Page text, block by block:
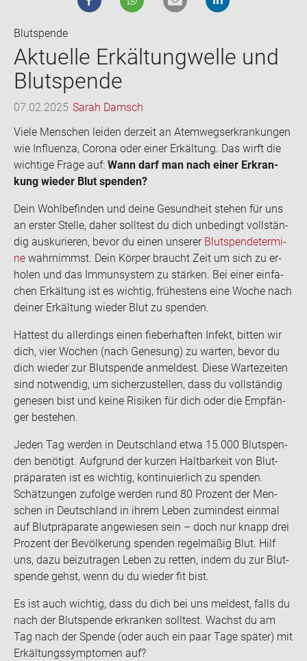
Blutspende
Ak­tu­el­le Er­käl­tung­wel­le und
Blut­spen­de
07.02.2025 Sarah Damsch
Viele Men­schen lei­den der­zeit an Atem­wegs­er­kran­kun­gen
wie In­flu­en­za, Co­ro­na oder einer Er­käl­tung. Das wirft die
wich­ti­ge Frage auf: Wann darf man nach einer Er­kran­
kung wie­der Blut spen­den?
Dein Wohl­be­fin­den und deine Ge­sund­heit ste­hen für uns
an ers­ter Stel­le, daher soll­test du dich un­be­dingt voll­stän­
dig aus­ku­rie­ren, bevor du einen un­se­rer Blut­spen­de­ter­mi­
ne wahr­nimmst. Dein Kör­per braucht Zeit um sich zu er­
ho­len und das Im­mun­sys­tem zu stär­ken. Bei einer ein­fa­
chen Er­käl­tung ist es wich­tig, frü­hes­tens eine Woche nach
dei­ner Er­käl­tung wie­der Blut zu spen­den.
Hat­test du al­ler­dings einen fie­ber­haf­ten In­fekt, bit­ten wir
dich, vier Wo­chen (nach Ge­ne­sung) zu war­ten, bevor du
dich wie­der zur Blut­spen­de an­mel­dest. Diese War­te­zei­ten
sind not­wen­dig, um si­cher­zu­stel­len, dass du voll­stän­dig
ge­ne­sen bist und keine Ri­si­ken für dich oder die Emp­fän­
ger be­stehen.
Jeden Tag wer­den in Deutsch­land etwa 15.000 Blut­spen­
den be­nö­tigt. Auf­grund der kur­zen Halt­bar­keit von Blut­
prä­pa­ra­ten ist es wich­tig, kon­ti­nu­ier­lich zu spen­den.
Schät­zun­gen zu­fol­ge wer­den rund 80 Pro­zent der Men­
schen in Deutsch­land in ihrem Leben zu­min­dest ein­mal
auf Blut­prä­pa­ra­te an­ge­wie­sen sein – doch nur knapp drei
Pro­zent der Be­völ­ke­rung spen­den re­gel­mä­ßig Blut. Hilf
uns, dazu bei­zu­tra­gen Leben zu ret­ten, indem du zur Blut­
spen­de gehst, wenn du du wie­der fit bist.
Es ist auch wich­tig, dass du dich bei uns mel­dest, falls du
nach der Blut­spen­de er­kran­ken soll­test. Wachst du am
Tag nach der Spen­de (oder auch ein paar Tage spä­ter) mit
Er­käl­tungs­sym­pto­men auf?